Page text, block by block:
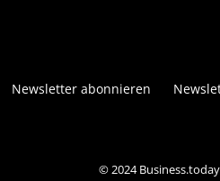
Newsletter abonnieren
© 2024